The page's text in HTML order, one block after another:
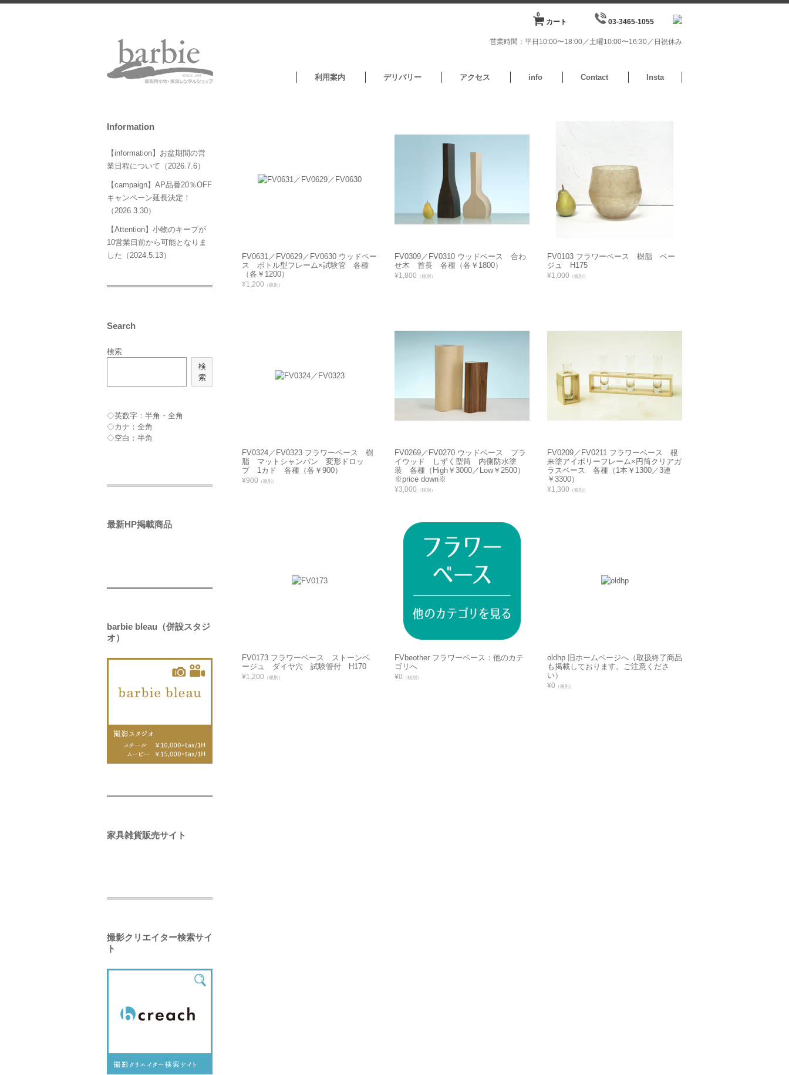
カート
0
03-3465-1055
営業時間：平日10:00〜18:00／土曜10:00〜16:30／日祝休み
利用案内 デリバリー アクセス info Contact Insta
FV0631／FV0629／FV0630 ウッドベー
ス ボトル型フレーム×試験管 各種
（各￥1200）
¥1,200 （税別）
FV0309／FV0310 ウッドベース 合わ
せ木 首長 各種（各￥1800）
¥1,800 （税別）
FV0103 フラワーベース 樹脂 ベー
ジュ H175
¥1,000 （税別）
FV0324／FV0323 フラワーベース 樹
脂 マットシャンパン 変形ドロッ
プ 1カド 各種（各￥900）
¥900 （税別）
FV0269／FV0270 ウッドベース プラ
イウッド しずく型筒 内側防水塗
装 各種（High￥3000／Low￥2500）
※price down※
¥3,000 （税別）
FV0209／FV0211 フラワーベース 根
来塗アイボリーフレーム×円筒クリアガ
ラスベース 各種（1本￥1300／3連
￥3300）
¥1,300 （税別）
FV0173 フラワーベース ストーンベ
ージュ ダイヤ穴 試験管付 H170
¥1,200 （税別）
FVbeother フラワーベース：他のカテ
ゴリへ
¥0 （税別）
oldhp 旧ホームページへ（取扱終了商品
も掲載しております。ご注意くださ
い）
¥0 （税別）
Information
【information】お盆期間の営
業日程について（2026.7.6）
【campaign】AP品番20％OFF
キャンペーン延長決定！
（2026.3.30）
【Attention】小物のキープが
10営業日前から可能となりま
した（2024.5.13）
Search
検索
検
索
◇英数字：半角・全角
◇カナ：全角
◇空白：半角
最新HP掲載商品
barbie bleau（併設スタジ
オ）
家具雑貨販売サイト
撮影クリエイター検索サイ
ト